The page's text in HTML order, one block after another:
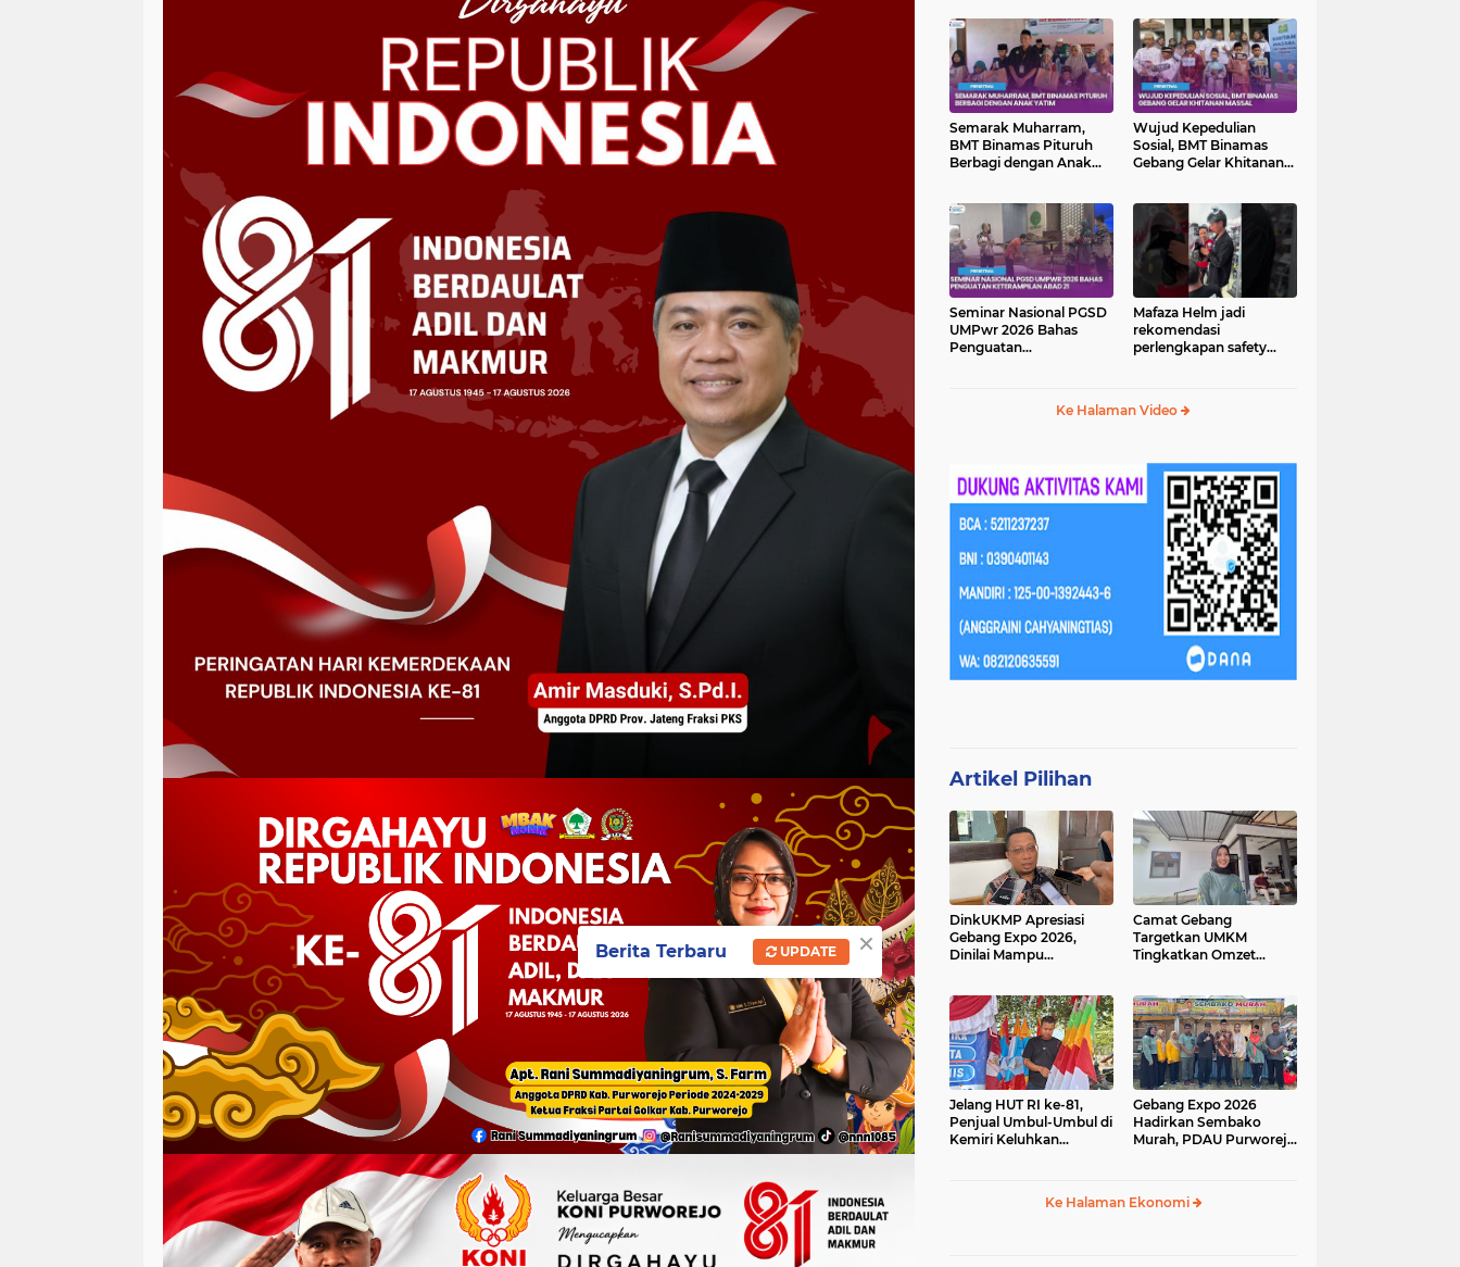
Semarak Muharram,
BMT Binamas Pituruh
Berbagi dengan Anak
Wujud Kepedulian
Sosial, BMT Binamas
Gebang Gelar Khitanan
Seminar Nasional PGSD
UMPwr 2026 Bahas
Penguatan
Mafaza Helm jadi
rekomendasi
perlengkapan safety
Ke Halaman Video
Artikel Pilihan
DinkUKMP Apresiasi
Gebang Expo 2026,
Dinilai Mampu
Lokal
Camat Gebang
Targetkan UMKM
Tingkatkan Omzet
Jelang HUT RI ke-81,
Penjual Umbul-Umbul di
Kemiri Keluhkan
Gebang Expo 2026
Hadirkan Sembako
Murah, PDAU Purworejo
Ke Halaman Ekonomi
×
Berita Terbaru UPDATE